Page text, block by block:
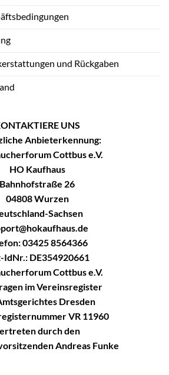
und Rückgaben
UNS
Anbieterkennung:
Cottbus e.V.
HO Kaufhaus
Bahnhofstraße 26
04808 Wurzen
Sachsen
03425 8564366
IdNr.: DE354920661
Cottbus e.V.
im Vereinsregister
Dresden
VR 11960
durch den
Andreas Funke